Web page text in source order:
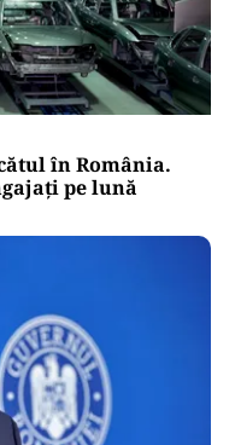
în România.
pe lună